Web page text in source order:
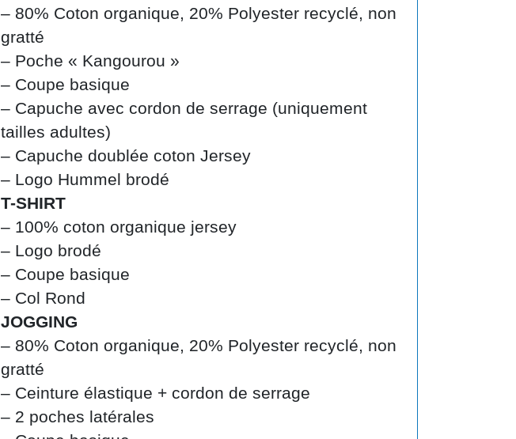
– 80% Coton organique, 20% Polyester recyclé, non
gratté
– Poche « Kangourou »
– Coupe basique
– Capuche avec cordon de serrage (uniquement
tailles adultes)
– Capuche doublée coton Jersey
– Logo Hummel brodé
T-SHIRT
– 100% coton organique jersey
– Logo brodé
– Coupe basique
– Col Rond
JOGGING
– 80% Coton organique, 20% Polyester recyclé, non
gratté
– Ceinture élastique + cordon de serrage
– 2 poches latérales